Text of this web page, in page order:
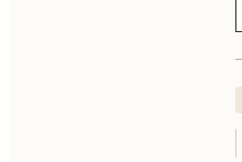
ハイドラ